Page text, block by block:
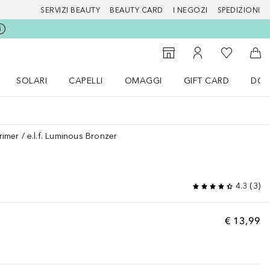
SERVIZI BEAUTY BEAUTY CARD I NEGOZI SPEDIZIONI
StorefinderAl Mio Account
Alla Mia
Al
SOLARI
CAPELLI
OMAGGI
GIFT CARD
e.l.f. Luminous Bronzer
4.3 (3)
€ 13,99